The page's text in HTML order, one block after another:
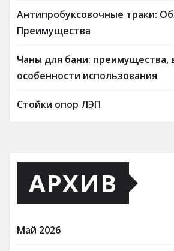
Антипробуксовочные траки:
Преимущества
Чаны для бани: преимущества,
особенности использования
Стойки опор ЛЭП
АРХИВ
Май 2026